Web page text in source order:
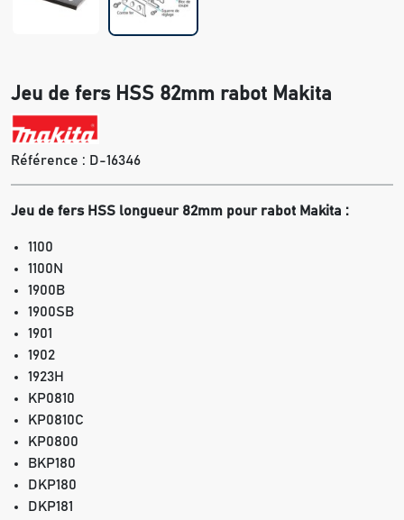
Jeu de fers HSS 82mm rabot Makita
Référence : D-16346
Jeu de fers HSS longueur 82mm pour rabot Makita :
1100
1100N
1900B
1900SB
1901
1902
1923H
KP0810
KP0810C
KP0800
BKP180
DKP180
DKP181